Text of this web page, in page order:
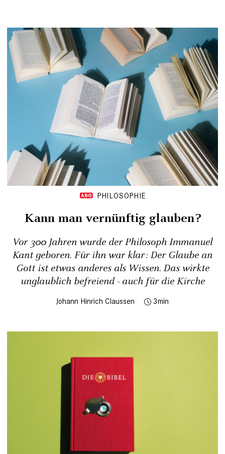
PHILOSOPHIE
Kann man ­vernünftig glauben?
Vor 300 Jahren wurde der Philosoph Immanuel
Kant geboren. Für ihn war klar: Der Glaube an
Gott ist etwas anderes als Wissen. Das wirkte
unglaublich befreiend - auch für die Kirche
Johann Hinrich Claussen 3